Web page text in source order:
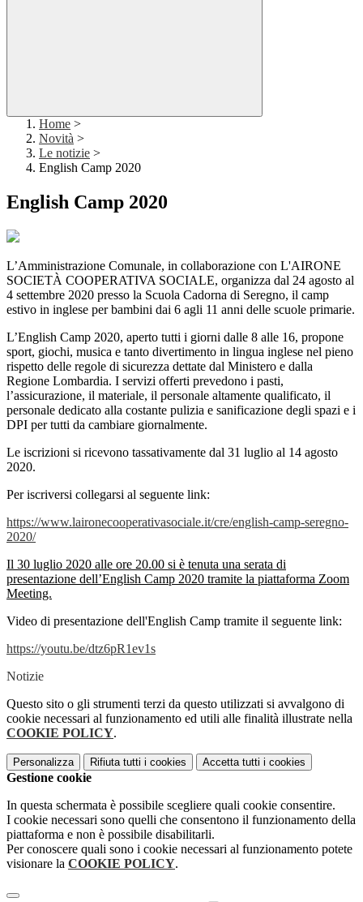
Home >
Novità >
Le notizie >
English Camp 2020
English Camp 2020
L’Amministrazione Comunale, in collaborazione con L'AIRONE
SOCIETÀ COOPERATIVA SOCIALE, organizza dal 24 agosto al
4 settembre 2020 presso la Scuola Cadorna di Seregno, il camp
estivo in inglese per bambini dai 6 agli 11 anni delle scuole primarie.
L’English Camp 2020, aperto tutti i giorni dalle 8 alle 16, propone
sport, giochi, musica e tanto divertimento in lingua inglese nel pieno
rispetto delle regole di sicurezza dettate dal Ministero e dalla
Regione Lombardia. I servizi offerti prevedono i pasti,
l’assicurazione, il materiale, il personale altamente qualificato, il
personale dedicato alla costante pulizia e sanificazione degli spazi e i
DPI per tutti da cambiare giornalmente.
Le iscrizioni si ricevono tassativamente dal 31 luglio al 14 agosto
2020.
Per iscriversi collegarsi al seguente link:
https://www.laironecooperativasociale.it/cre/english-camp-seregno-
2020/
Il 30 luglio 2020 alle ore 20.00 si è tenuta una serata di
presentazione dell’English Camp 2020 tramite la piattaforma Zoom
Meeting.
Video di presentazione dell'English Camp tramite il seguente link:
https://youtu.be/dtz6pR1ev1s
Notizie
Questo sito o gli strumenti terzi da questo utilizzati si avvalgono di
cookie necessari al funzionamento ed utili alle finalità illustrate nella
COOKIE POLICY.
Personalizza Rifiuta tutti i cookies Accetta tutti i cookies
Gestione cookie
In questa schermata è possibile scegliere quali cookie consentire.
I cookie necessari sono quelli che consentono il funzionamento della
piattaforma e non è possibile disabilitarli.
Per conoscere quali sono i cookie necessari al funzionamento potete
visionare la COOKIE POLICY.